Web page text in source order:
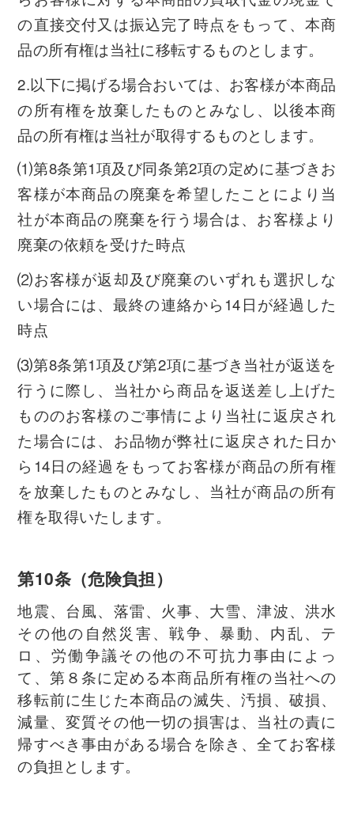
の直接交付又は振込完了時点をもって、本商
品の所有権は当社に移転するものとします。
2.以下に掲げる場合おいては、お客様が本商品
の所有権を放棄したものとみなし、以後本商
品の所有権は当社が取得するものとします。
⑴第8条第1項及び同条第2項の定めに基づきお
客様が本商品の廃棄を希望したことにより当
社が本商品の廃棄を行う場合は、お客様より
廃棄の依頼を受けた時点
⑵お客様が返却及び廃棄のいずれも選択しな
い場合には、最終の連絡から14日が経過した
時点
⑶第8条第1項及び第2項に基づき当社が返送を
行うに際し、当社から商品を返送差し上げた
もののお客様のご事情により当社に返戻され
た場合には、お品物が弊社に返戻された日か
ら14日の経過をもってお客様が商品の所有権
を放棄したものとみなし、当社が商品の所有
権を取得いたします。
第10条（危険負担）
地震、台風、落雷、火事、大雪、津波、洪水
その他の自然災害、戦争、暴動、内乱、テ
ロ、労働争議その他の不可抗力事由によっ
て、第８条に定める本商品所有権の当社への
移転前に生じた本商品の滅失、汚損、破損、
減量、変質その他一切の損害は、当社の責に
帰すべき事由がある場合を除き、全てお客様
の負担とします。